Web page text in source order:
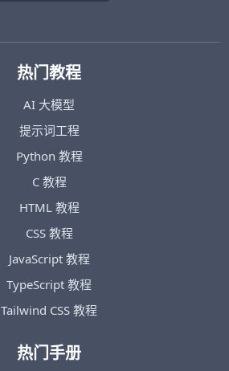
热门教程
AI 大模型
提示词工程
Python 教程
C 教程
HTML 教程
CSS 教程
JavaScript 教程
TypeScript 教程
Tailwind CSS 教程
热门手册